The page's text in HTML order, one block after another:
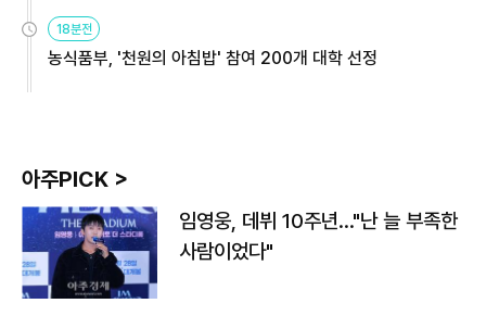
원
18분전
농식품부, '천원의 아침밥' 참여 200개 대학 선정
아주PICK >
임영웅, 데뷔 10주년…"난 늘 부족한
사람이었다"